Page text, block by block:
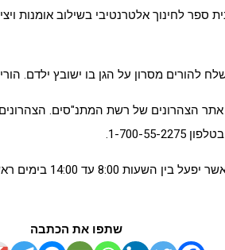
ספר לחינוך אלטרנטיבי בשילוב אומנות
מסרון על הגן בו ישובץ ילדם.
2275.
שתפו את הכתבה